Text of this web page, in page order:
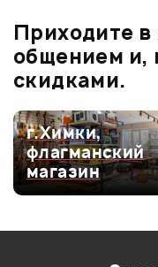
Оценка
Оценка3
Оценка2
Оценка1
Приходите
общением и,
скидками.
г.Химки,
флагманский
магазин